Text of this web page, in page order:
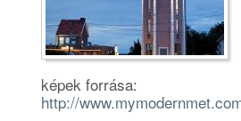
képek forrása:
http://